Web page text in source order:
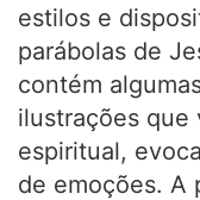
estilos e
parábolas de
contém
ilustrações que
espiritual,
de emoções. A